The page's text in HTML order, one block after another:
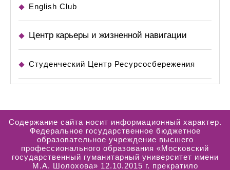
English Club
Центр карьеры и жизненной навигации
Студенческий Центр Ресурсосбережения
Содержание сайта носит информационный характер.
Федеральное государственное бюджетное
образовательное учреждение высшего
профессионального образования «Московский
государственный гуманитарный университет имени
М.А. Шолохова» 12.10.2015 г. прекратило